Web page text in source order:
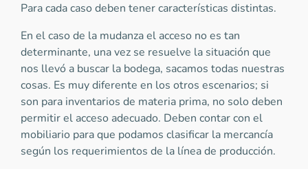
Para cada caso deben tener características distintas.
En el caso de la mudanza el acceso no es tan
determinante, una vez se resuelve la situación que
nos llevó a buscar la bodega, sacamos todas nuestras
cosas. Es muy diferente en los otros escenarios; si
son para inventarios de materia prima, no solo deben
permitir el acceso adecuado. Deben contar con el
mobiliario para que podamos clasificar la mercancía
según los requerimientos de la línea de producción.